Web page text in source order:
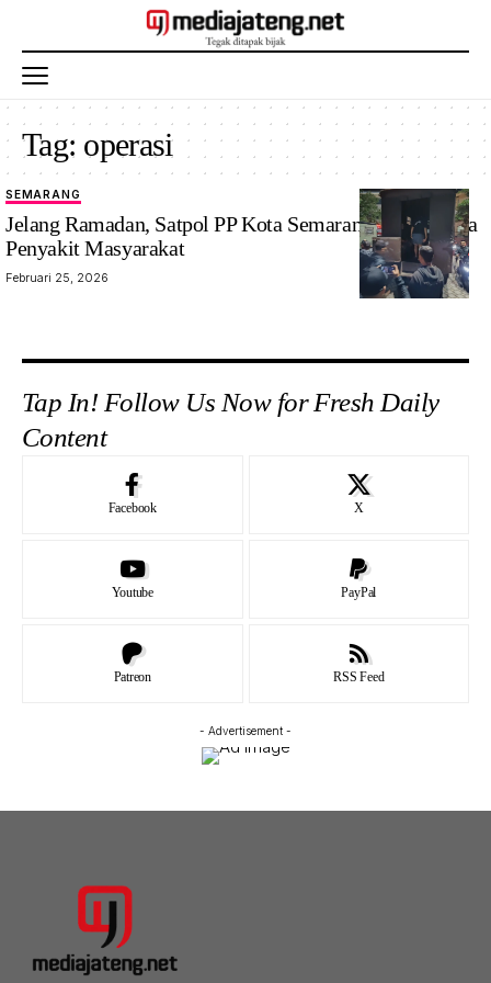
Tag: operasi
SEMARANG
Jelang Ramadan, Satpol PP Kota Semarang Gelar Razia
Penyakit Masyarakat
Februari 25, 2026
Tap In! Follow Us Now for Fresh Daily
Content
Facebook X
Youtube PayPal
Patreon RSS Feed
- Advertisement -